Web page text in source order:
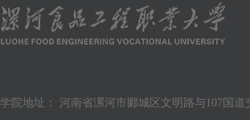
学院地址： 河南省漯河市郾城区文明路与107国